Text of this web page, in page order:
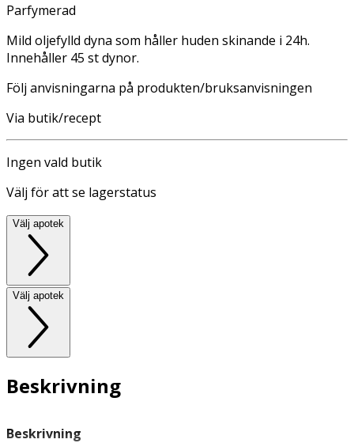
Parfymerad
Mild oljefylld dyna som håller huden skinande i 24h.
Innehåller 45 st dynor.
Följ anvisningarna på produkten/bruksanvisningen
Via butik/recept
Ingen vald butik
Välj för att se lagerstatus
Välj apotek
Välj apotek
Beskrivning
Beskrivning